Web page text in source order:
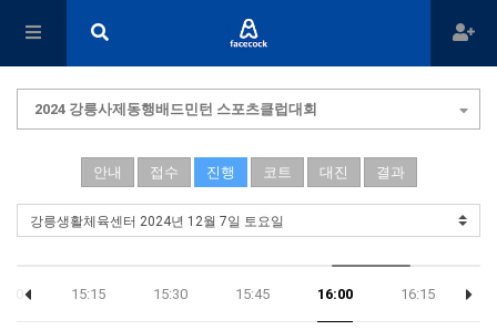
2024 강릉사제동행배드민턴 스포츠클럽대회
안내 접수 진행 코트 대진 결과
15:15 15:30 15:45 16:00 16:15